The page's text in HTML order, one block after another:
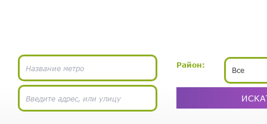
Район:
Все